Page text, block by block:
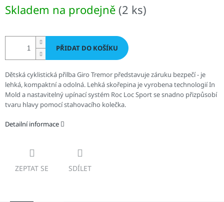
cena:
Skladem na prodejně (2 ks)
PŘIDAT DO KOŠÍKU
Dětská cyklistická přilba Giro Tremor představuje záruku bezpečí - je
lehká, kompaktní a odolná. Lehká skořepina je vyrobena technologií In
Mold a nastavitelný upínací systém Roc Loc Sport se snadno přizpůsobí
tvaru hlavy pomocí stahovacího kolečka.
Detailní informace
ZEPTAT SE SDÍLET